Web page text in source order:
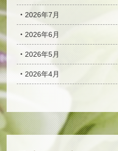
2026年7月
2026年6月
2026年5月
2026年4月